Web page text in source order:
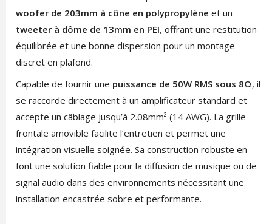
woofer de 203mm à cône en polypropylène et un
tweeter à dôme de 13mm en PEI, offrant une restitution
équilibrée et une bonne dispersion pour un montage
discret en plafond.
Capable de fournir une puissance de 50W RMS sous 8Ω, il
se raccorde directement à un amplificateur standard et
accepte un câblage jusqu’à 2.08mm² (14 AWG). La grille
frontale amovible facilite l’entretien et permet une
intégration visuelle soignée. Sa construction robuste en
font une solution fiable pour la diffusion de musique ou de
signal audio dans des environnements nécessitant une
installation encastrée sobre et performante.